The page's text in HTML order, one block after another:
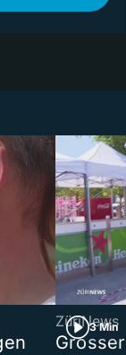
3 Min
ZüriNews